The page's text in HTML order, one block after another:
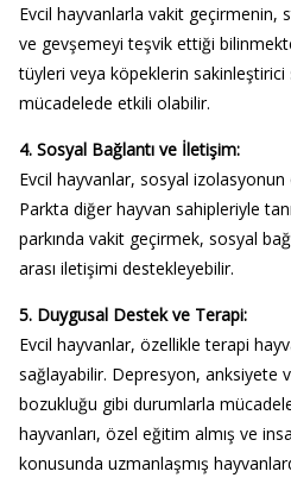
Evcil hayvanlarla vakit geçirmenin,
ve gevşemeyi teşvik ettiği
tüyleri veya köpeklerin
mücadelede etkili olabilir.
4. Sosyal Bağlantı ve İletişim:
Evcil hayvanlar, sosyal
Parkta diğer hayvan sahipleriyle
parkında vakit geçirmek, sosyal
arası iletişimi destekleyebilir.
5. Duygusal Destek ve Terapi:
Evcil hayvanlar, özellikle terapi
sağlayabilir. Depresyon, anksiyete
bozukluğu gibi durumlarla
hayvanları, özel eğitim almış ve
konusunda uzmanlaşmış